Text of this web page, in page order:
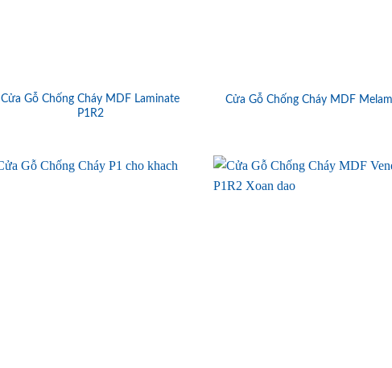
Cửa Gỗ Chống Cháy MDF Laminate
P1R2
Cửa Gỗ Chống Cháy MDF